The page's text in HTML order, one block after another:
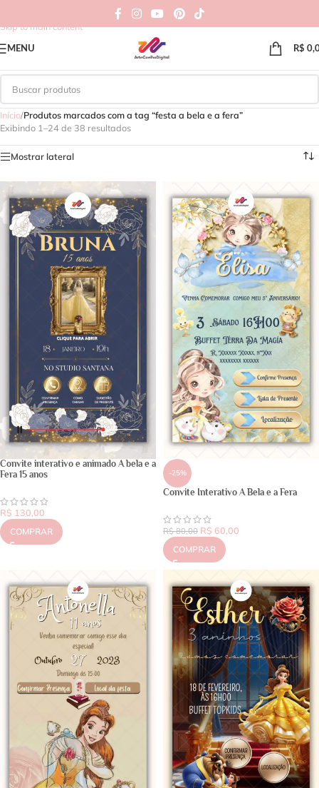
Skip to main content
MENU R$
Início/Produtos marcados com a tag “festa a bela e a fera”
Exibindo 1–24 de 38 resultados
Mostrar lateral
Convite interativo e animado A bela e a
Fera 15 anos
R$ 130,00
COMPRAR
-25%
Convite Interativo A Bela e a Fera
R$80,00 R$ 60,00
COMPRAR